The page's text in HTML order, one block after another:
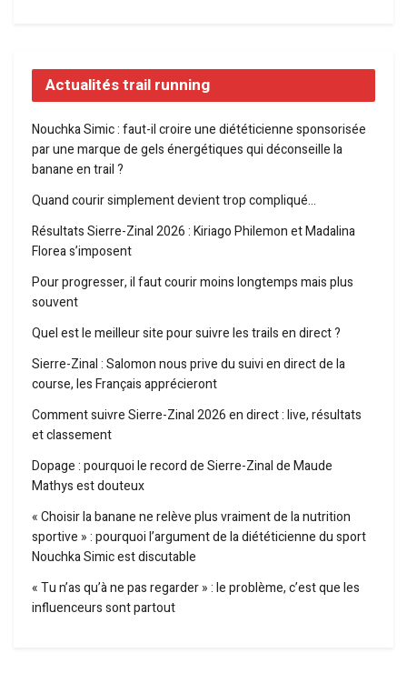
Actualités trail running
Nouchka Simic : faut-il croire une diététicienne sponsorisée
par une marque de gels énergétiques qui déconseille la
banane en trail ?
Quand courir simplement devient trop compliqué…
Résultats Sierre-Zinal 2026 : Kiriago Philemon et Madalina
Florea s’imposent
Pour progresser, il faut courir moins longtemps mais plus
souvent
Quel est le meilleur site pour suivre les trails en direct ?
Sierre-Zinal : Salomon nous prive du suivi en direct de la
course, les Français apprécieront
Comment suivre Sierre-Zinal 2026 en direct : live, résultats
et classement
Dopage : pourquoi le record de Sierre-Zinal de Maude
Mathys est douteux
« Choisir la banane ne relève plus vraiment de la nutrition
sportive » : pourquoi l’argument de la diététicienne du sport
Nouchka Simic est discutable
« Tu n’as qu’à ne pas regarder » : le problème, c’est que les
influenceurs sont partout